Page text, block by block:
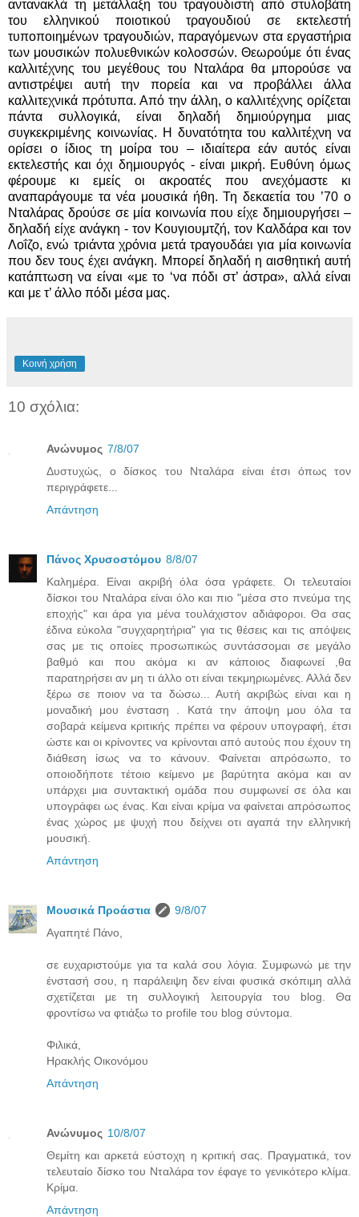
αντανακλά τη μετάλλαξη του τραγουδιστή από στυλοβάτη
του ελληνικού ποιοτικού τραγουδιού σε εκτελεστή
τυποποιημένων τραγουδιών, παραγόμενων στα εργαστήρια
των μουσικών πολυεθνικών κολοσσών. Θεωρούμε ότι ένας
καλλιτέχνης του μεγέθους του Νταλάρα θα μπορούσε να
αντιστρέψει αυτή την πορεία και να προβάλλει άλλα
καλλιτεχνικά πρότυπα. Από την άλλη, ο καλλιτέχνης ορίζεται
πάντα συλλογικά, είναι δηλαδή δημιούργημα μιας
συγκεκριμένης κοινωνίας. Η δυνατότητα του καλλιτέχνη να
ορίσει ο ίδιος τη μοίρα του – ιδιαίτερα εάν αυτός είναι
εκτελεστής και όχι δημιουργός - είναι μικρή. Ευθύνη όμως
φέρουμε κι εμείς οι ακροατές που ανεχόμαστε κι
αναπαράγουμε τα νέα μουσικά ήθη. Τη δεκαετία του ’70 ο
Νταλάρας δρούσε σε μία κοινωνία που είχε δημιουργήσει –
δηλαδή είχε ανάγκη - τον Κουγιουμτζή, τον Καλδάρα και τον
Λοΐζο, ενώ τριάντα χρόνια μετά τραγουδάει για μία κοινωνία
που δεν τους έχει ανάγκη. Μπορεί δηλαδή η αισθητική αυτή
κατάπτωση να είναι «με το ‘να πόδι στ’ άστρα», αλλά είναι
και με τ’ άλλο πόδι μέσα μας.
Κοινή χρήση
10 σχόλια:
Ανώνυμος 7/8/07
Δυστυχώς, ο δίσκος του Νταλάρα είναι έτσι όπως τον
περιγράφετε...
Απάντηση
Πάνος Χρυσοστόμου 8/8/07
Καλημέρα. Είναι ακριβή όλα όσα γράφετε. Οι τελευταίοι
δίσκοι του Νταλάρα είναι όλο και πιο "μέσα στο πνεύμα της
εποχής" και άρα για μένα τουλάχιστον αδιάφοροι. Θα σας
έδινα εύκολα "συγχαρητήρια" για τις θέσεις και τις απόψεις
σας με τις οποίες προσωπικώς συντάσσομαι σε μεγάλο
βαθμό και που ακόμα κι αν κάποιος διαφωνεί ,θα
παρατηρήσει αν μη τι άλλο οτι είναι τεκμηριωμένες. Αλλά δεν
ξέρω σε ποιον να τα δώσω... Αυτή ακριβώς είναι και η
μοναδική μου ένσταση . Κατά την άποψη μου όλα τα
σοβαρά κείμενα κριτικής πρέπει να φέρουν υπογραφή, έτσι
ώστε και οι κρίνοντες να κρίνονται από αυτούς που έχουν τη
διάθεση ίσως να το κάνουν. Φαίνεται απρόσωπο, το
οποιοδήποτε τέτοιο κείμενο με βαρύτητα ακόμα και αν
υπάρχει μια συντακτική ομάδα που συμφωνεί σε όλα και
υπογράφει ως ένας. Και είναι κρίμα να φαίνεται απρόσωπος
ένας χώρος με ψυχή που δείχνει οτι αγαπά την ελληνική
μουσική.
Απάντηση
Μουσικά Προάστια
9/8/07
Αγαπητέ Πάνο,
σε ευχαριστούμε για τα καλά σου λόγια. Συμφωνώ με την
ένστασή σου, η παράλειψη δεν είναι φυσικά σκόπιμη αλλά
σχετίζεται με τη συλλογική λειτουργία του blog. Θα
φροντίσω να φτιάξω το profile του blog σύντομα.
Φιλικά,
Ηρακλής Οικονόμου
Απάντηση
Ανώνυμος 10/8/07
Θεμίτη και αρκετά εύστοχη η κριτική σας. Πραγματικά, τον
τελευταίο δίσκο του Νταλάρα τον έφαγε το γενικότερο κλίμα.
Κρίμα.
Απάντηση